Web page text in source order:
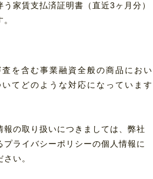
家賃支払済証明書（直近3ヶ月分）
を含む事業融資全般の商品におい
てどのような対応になっています
の取り扱いにつきましては、弊社
ライバシーポリシーの個人情報に
い。